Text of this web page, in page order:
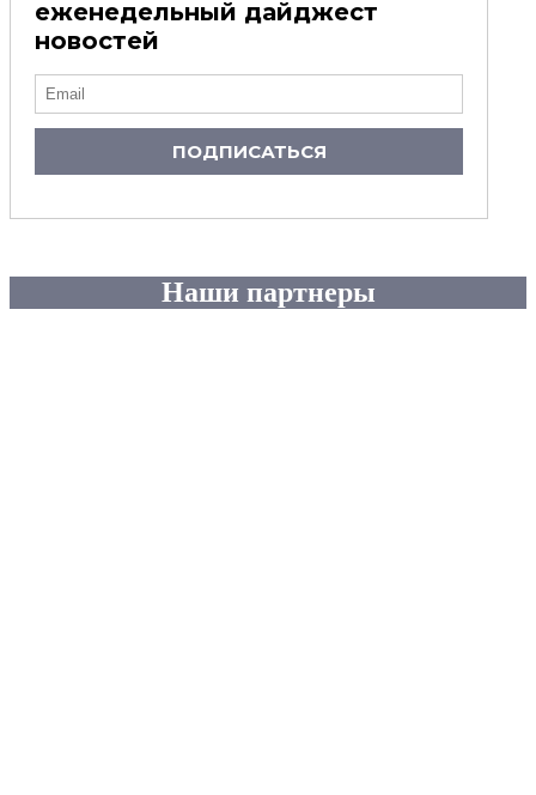
еженедельный дайджест
новостей
ПОДПИСАТЬСЯ
Наши партнеры